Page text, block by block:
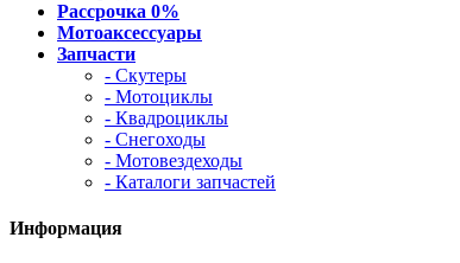
Рассрочка 0%
Мотоаксессуары
Запчасти
- Скутеры
- Мотоциклы
- Квадроциклы
- Снегоходы
- Мотовездеходы
- Каталоги запчастей
Информация